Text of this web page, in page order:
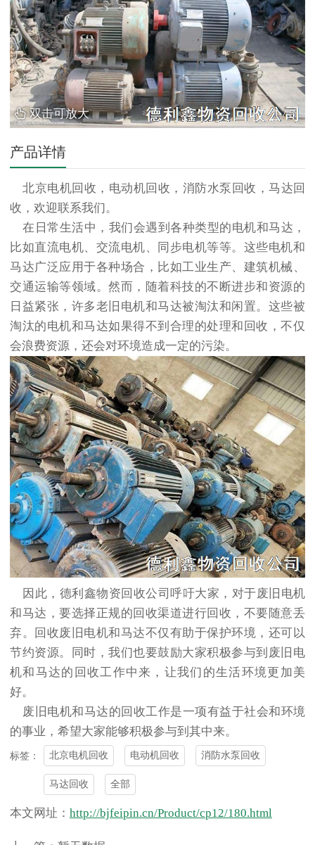
1/5
双击可放大
产品详情
北京电机回收，电动机回收，消防水泵回收，马达回
收，欢迎联系我们。
在日常生活中，我们会遇到各种类型的电机和马达，
比如直流电机、交流电机、同步电机等等。这些电机和
马达广泛应用于各种场合，比如工业生产、建筑机械、
交通运输等领域。然而，随着科技的不断进步和资源的
日益紧张，许多老旧电机和马达被淘汰和闲置。这些被
淘汰的电机和马达如果得不到合理的处理和回收，不仅
会浪费资源，还会对环境造成一定的污染。
因此，德利鑫物资回收公司呼吁大家，对于废旧电机
和马达，要选择正规的回收渠道进行回收，不要随意丢
弃。回收废旧电机和马达不仅有助于保护环境，还可以
节约资源。同时，我们也要鼓励大家积极参与到废旧电
机和马达的回收工作中来，让我们的生活环境更加美
好。
废旧电机和马达的回收工作是一项有益于社会和环境
的事业，希望大家能够积极参与到其中来。
标签： 北京电机回收 电动机回收 消防水泵回收
马达回收 全部
本文网址： http://bjfeipin.cn/Product/cp12/180.html